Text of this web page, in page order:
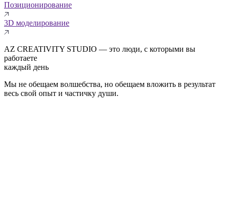
Позиционирование
3D моделирование
AZ CREATIVITY STUDIO — это люди, с которыми вы
работаете
каждый день
Мы не обещаем волшебства, но обещаем вложить в результат
весь свой опыт и частичку души.